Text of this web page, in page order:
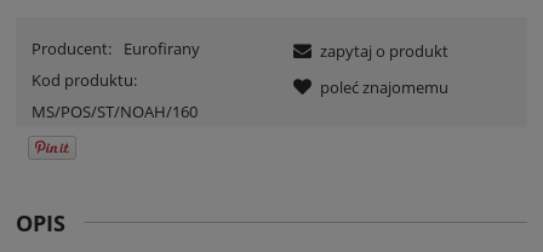
Producent:
Eurofirany
Kod produktu:
MS/POS/ST/NOAH/160
zapytaj o produkt
poleć znajomemu
OPIS